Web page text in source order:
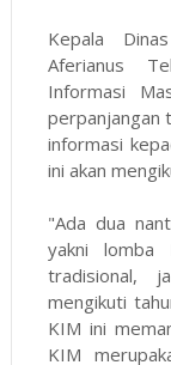
Kepala
Aferianus
Informasi
perpanjangan
informasi
ini akan
"Ada dua
yakni lomba
tradisional,
mengikuti
KIM ini
KIM